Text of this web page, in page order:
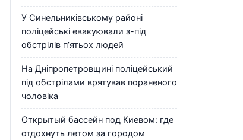
У Синельниківському районі
поліцейські евакуювали з-під
обстрілів п’ятьох людей
На Дніпропетровщині поліцейський
під обстрілами врятував пораненого
чоловіка
Открытый бассейн под Киевом: где
отдохнуть летом за городом